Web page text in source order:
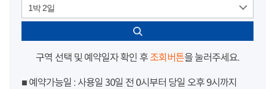
1박 2일
구역 선택 및 예약일자 확인 후 조회버튼을 눌러주세요.
■ 예약가능일 : 사용일 30일 전 0시부터 당일 오후 9시까지